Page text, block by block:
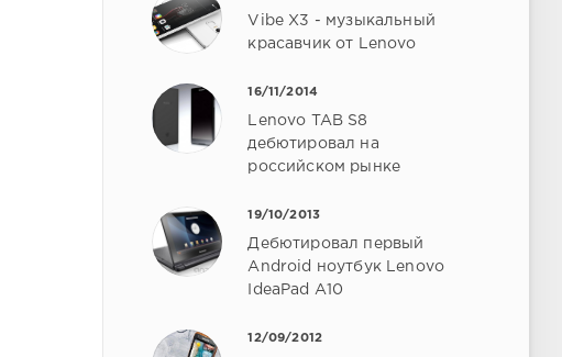
Vibe X3 - музыкальный
красавчик от Lenovo
16/11/2014
Lenovo TAB S8
дебютировал на
российском рынке
19/10/2013
Дебютировал первый
Android ноутбук Lenovo
IdeaPad A10
12/09/2012